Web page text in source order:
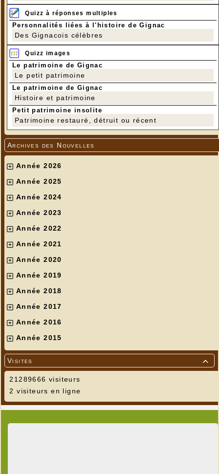
Quizz à réponses multiples
Personnalités liées à l'histoire de Gignac
Des Gignacois célèbres
Quizz images
Le patrimoine de Gignac
Le petit patrimoine
Le patrimoine de Gignac
Histoire et patrimoine
Petit patrimoine insolite
Patrimoine restauré, détruit ou récent
Archives des Nouvelles
Année 2026
Année 2025
Année 2024
Année 2023
Année 2022
Année 2021
Année 2020
Année 2019
Année 2018
Année 2017
Année 2016
Année 2015

Visites
21289666 visiteurs
2 visiteurs en ligne